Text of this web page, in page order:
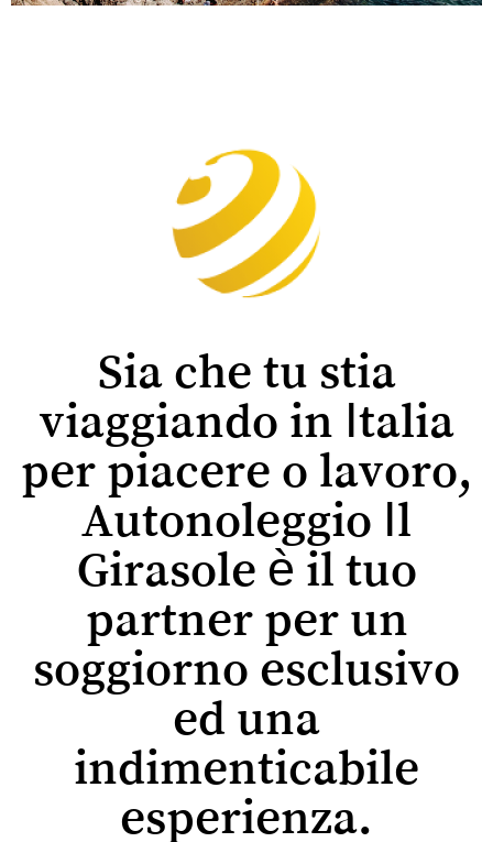
Sia che tu stia
viaggiando in Italia
per piacere o lavoro,
Autonoleggio Il
Girasole è il tuo
partner per un
soggiorno esclusivo
ed una
indimenticabile
esperienza.